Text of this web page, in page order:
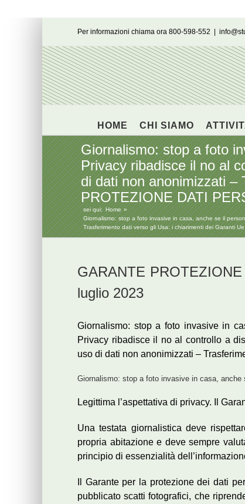
Per informazioni chiama ora 800-598-552
HOME CHI SIAMO
Giornalismo: stop a foto
Privacy ribadisce il no al
di dati non anonimizzati
PROTEZIONE DATI
sei qui: Home
Giornalismo: stop a foto invasive in casa, anche se il
Trasferimento dati verso gli Usa: i chiarimenti dei Garanti
GARANTE
luglio 2023
Giornalismo: stop a foto invasive in
Privacy ribadisce il no al controllo a
uso di dati non anonimizzati –
Giornalismo: stop a foto invasive in casa, anche
Legittima l’aspettativa di privacy. Il
Una testata giornalistica deve
propria abitazione e deve sempre
principio di essenzialità
Il Garante per la protezione dei dati
pubblicato scatti fotografici, che